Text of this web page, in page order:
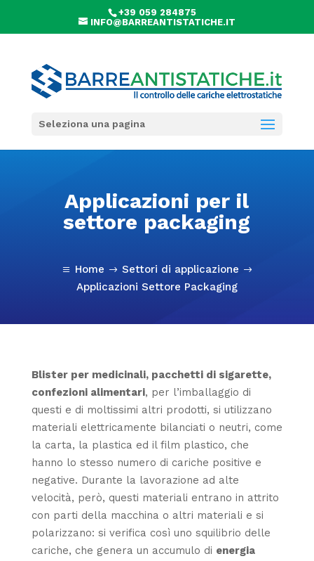
+39 059 284875
INFO@BARREANTISTATICHE.IT
Seleziona una pagina
Applicazioni per il
settore packaging
a Home $ Settori di applicazione $
Applicazioni Settore Packaging
Blister per medicinali, pacchetti di sigarette,
confezioni alimentari, per l’imballaggio di
questi e di moltissimi altri prodotti, si utilizzano
materiali elettricamente bilanciati o neutri, come
la carta, la plastica ed il film plastico, che
hanno lo stesso numero di cariche positive e
negative. Durante la lavorazione ad alte
velocità, però, questi materiali entrano in attrito
con parti della macchina o altri materiali e si
polarizzano: si verifica così uno squilibrio delle
cariche, che genera un accumulo di energia